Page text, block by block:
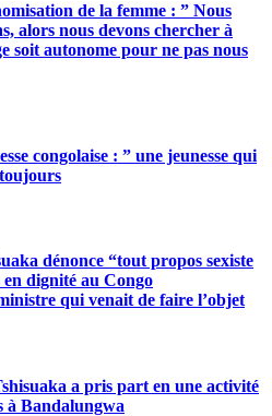
de la femme : ” Nous
alors nous devons chercher à
soit autonome pour ne pas nous
congolaise : ” une jeunesse qui
dénonce “tout propos sexiste
en dignité au Congo
qui venait de faire l’objet
a pris part en une activité
à Bandalungwa